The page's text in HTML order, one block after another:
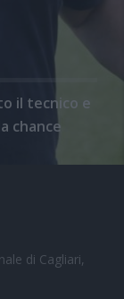
il tecnico e
chance
di Cagliari,